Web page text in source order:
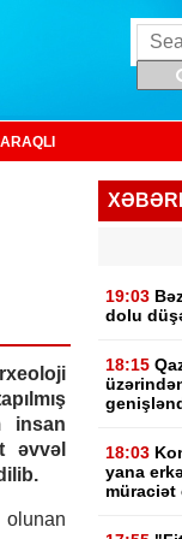
insan
əvvəl
olunan
19:03
dolu
18:15
18:03
yana
müraciət